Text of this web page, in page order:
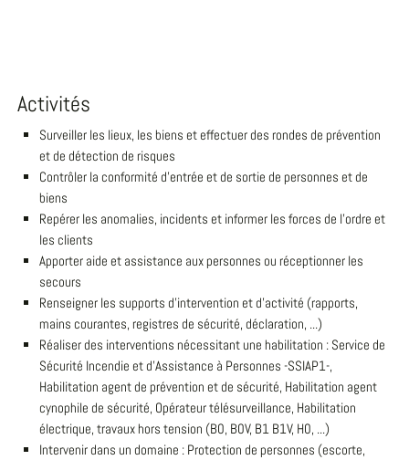
Activités
Surveiller les lieux, les biens et effectuer des rondes de prévention
et de détection de risques
Contrôler la conformité d'entrée et de sortie de personnes et de
biens
Repérer les anomalies, incidents et informer les forces de l'ordre et
les clients
Apporter aide et assistance aux personnes ou réceptionner les
secours
Renseigner les supports d'intervention et d'activité (rapports,
mains courantes, registres de sécurité, déclaration, ...)
Réaliser des interventions nécessitant une habilitation : Service de
Sécurité Incendie et d'Assistance à Personnes -SSIAP1-,
Habilitation agent de prévention et de sécurité, Habilitation agent
cynophile de sécurité, Opérateur télésurveillance, Habilitation
électrique, travaux hors tension (B0, B0V, B1 B1V, H0, ...)
Intervenir dans un domaine : Protection de personnes (escorte,